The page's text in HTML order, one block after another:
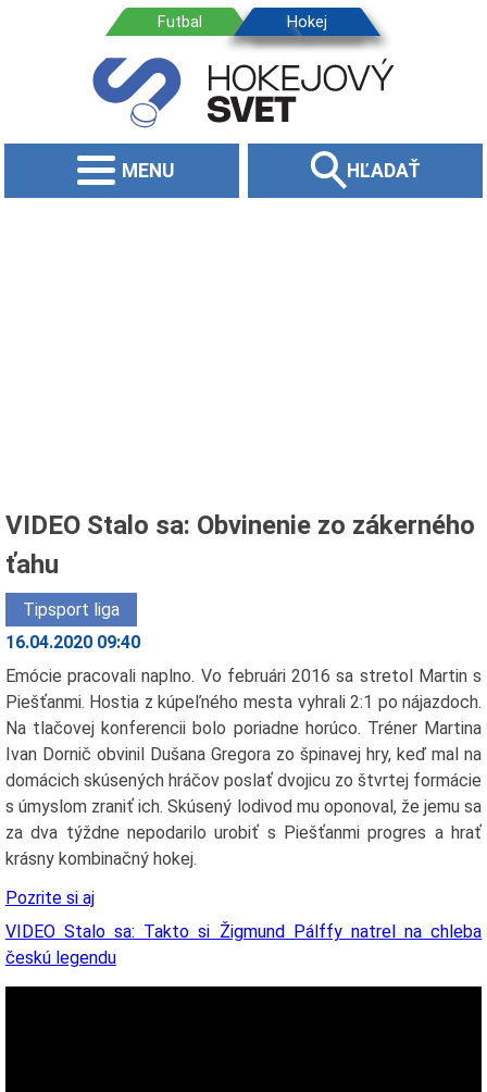
MENU HĽADAŤ
VIDEO Stalo sa: Obvinenie zo zákerného
ťahu
Tipsport liga
16.04.2020 09:40
Emócie pracovali naplno. Vo februári 2016 sa stretol Martin s
Piešťanmi. Hostia z kúpeľného mesta vyhrali 2:1 po nájazdoch.
Na tlačovej konferencii bolo poriadne horúco. Tréner Martina
Ivan Dornič obvinil Dušana Gregora zo špinavej hry, keď mal na
domácich skúsených hráčov poslať dvojicu zo štvrtej formácie
s úmyslom zraniť ich. Skúsený lodivod mu oponoval, že jemu sa
za dva týždne nepodarilo urobiť s Piešťanmi progres a hrať
krásny kombinačný hokej.
Pozrite si aj
VIDEO Stalo sa: Takto si Žigmund Pálffy natrel na chleba
českú legendu